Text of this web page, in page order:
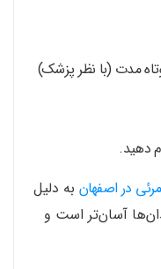
مدت (با نظر پزشک)
دهید.
در اصفهان به دلیل
آسان‌تر است و